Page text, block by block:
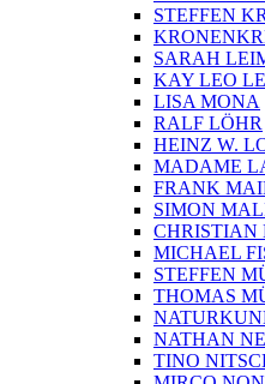
STEFFEN
SARAH
KAY LEO
LISA MONA
RALF LÖHR
HEINZ W.
MADAME
FRANK
SIMON
CHRISTIAN
MICHAEL
STEFFEN
THOMAS
NATHAN
TINO